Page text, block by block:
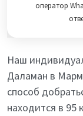
оператор
Наш
Даламан в
способ
находится в 95